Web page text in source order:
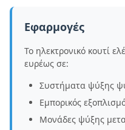
Εφαρμογές
Το ηλεκτρονικό κουτί
ευρέως σε:
Συστήματα ψύξης
Εμπορικός
Μονάδες ψύξης